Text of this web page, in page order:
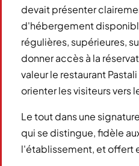
devait présenter
d'hébergement
régulières, supérieures,
donner accès à la
valeur le restaurant
orienter les visiteurs vers
Le tout dans une
qui se distingue, fidèle
l'établissement, et offert